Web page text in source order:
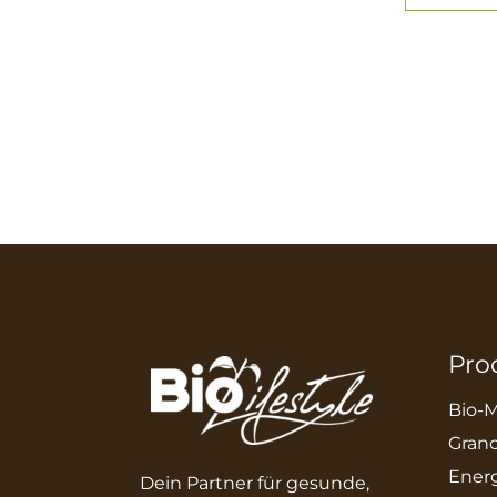
Dein Partner für gesunde,
Bio-